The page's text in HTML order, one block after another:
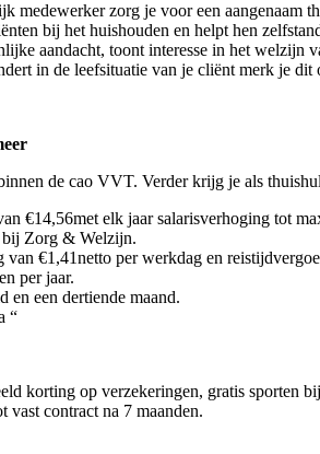
medewerker zorg je voor een aangenaam
bij het huishouden en helpt hen
aandacht, toont interesse in het welzijn
in de leefsituatie van je cliënt merk je
de cao VVT. Verder krijg je als
€14,56met elk jaar salarisverhoging tot
bij Zorg & Welzijn.
van €1,41netto per werkdag en
per jaar.
en een dertiende maand.
“
korting op verzekeringen, gratis sporten
vast contract na 7 maanden.